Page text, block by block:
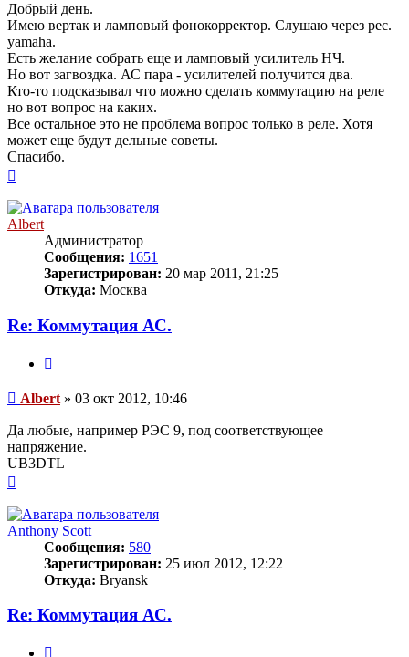
Добрый день.
Имею вертак и ламповый фонокорректор. Слушаю через рес.
yamaha.
Есть желание собрать еще и ламповый усилитель НЧ.
Но вот загвоздка. АС пара - усилителей получится два.
Кто-то подсказывал что можно сделать коммутацию на реле
но вот вопрос на каких.
Все остальное это не проблема вопрос только в реле. Хотя
может еще будут дельные советы.
Спасибо.
началу
Albert
Администратор
Сообщения: 1651
Зарегистрирован: 20 мар 2011, 21:25
Откуда: Москва
Re: Коммутация АС.
Сообщение
Albert » 03 окт 2012, 10:46
Да любые, например РЭС 9, под соответствующее
напряжение.
UB3DTL
началу
Anthony Scott
Сообщения: 580
Зарегистрирован: 25 июл 2012, 12:22
Откуда: Bryansk
Re: Коммутация АС.